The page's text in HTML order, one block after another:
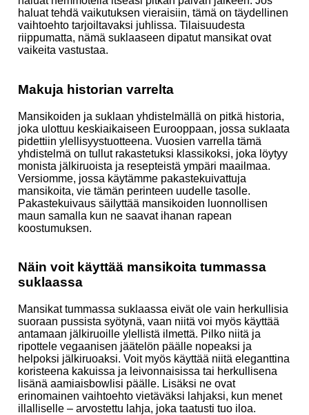
haluat tehdä vaikutuksen vieraisiin, tämä on täydellinen
vaihtoehto tarjoiltavaksi juhlissa. Tilaisuudesta
riippumatta, nämä suklaaseen dipatut mansikat ovat
vaikeita vastustaa.
Makuja historian varrelta
Mansikoiden ja suklaan yhdistelmällä on pitkä historia,
joka ulottuu keskiaikaiseen Eurooppaan, jossa suklaata
pidettiin ylellisyystuotteena. Vuosien varrella tämä
yhdistelmä on tullut rakastetuksi klassikoksi, joka löytyy
monista jälkiruoista ja resepteistä ympäri maailmaa.
Versiomme, jossa käytämme pakastekuivattuja
mansikoita, vie tämän perinteen uudelle tasolle.
Pakastekuivaus säilyttää mansikoiden luonnollisen
maun samalla kun ne saavat ihanan rapean
koostumuksen.
Näin voit käyttää mansikoita tummassa
suklaassa
Mansikat tummassa suklaassa eivät ole vain herkullisia
suoraan pussista syötynä, vaan niitä voi myös käyttää
antamaan jälkiruoille ylellistä ilmettä. Pilko niitä ja
ripottele vegaanisen jäätelön päälle nopeaksi ja
helpoksi jälkiruoaksi. Voit myös käyttää niitä eleganttina
koristeena kakuissa ja leivonnaisissa tai herkullisena
lisänä aamiaisbowlisi päälle. Lisäksi ne ovat
erinomainen vaihtoehto vietäväksi lahjaksi, kun menet
illalliselle – arvostettu lahja, joka taatusti tuo iloa.